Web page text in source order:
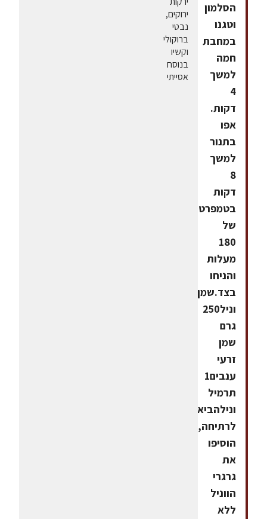
הסלמון
וטגנו
במחבת
חמה
למשך
4
דקות.
אפו
בתנור
למשך
8
דקות
בטמפרטורה
של
180
מעלות
והניחו
בצד.שמן
וניל250
גרם
שמן
זרעי
ענבים1
תרמיל
ונילהביאו
לרתיחה,
הוסיפו
את
גרגרי
הווניל
ללא